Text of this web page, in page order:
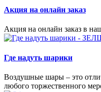
Акция на онлайн заказ
Акция на онлайн заказ в
Где надуть шарики
Воздушные шары – это
любого торжественного